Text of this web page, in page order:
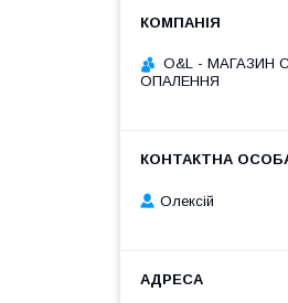
O&L - МАГАЗИН
ОПАЛЕННЯ
Олексій